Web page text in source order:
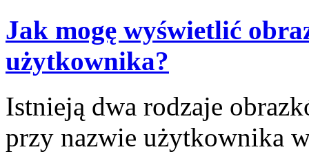
Jak mogę wyświetlić
użytkownika?
Istnieją dwa rodzaje
przy nazwie użytkownika